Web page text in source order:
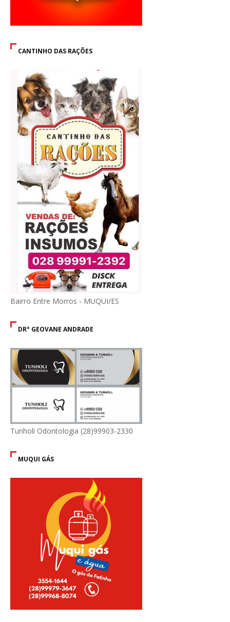
CANTINHO DAS RAÇÕES
Bairro Entre Morros - MUQUI/ES
DR° GEOVANE ANDRADE
Tunholi Odontologia (28)99903-2330
MUQUI GÁS